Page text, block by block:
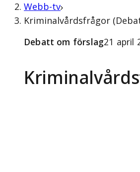
Webb-tv
Kriminalvårdsfrågor
Debatt om förslag21 april